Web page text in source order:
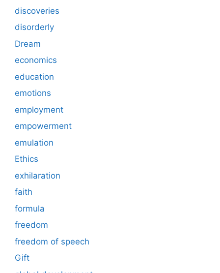
discoveries
disorderly
Dream
economics
education
emotions
employment
empowerment
emulation
Ethics
exhilaration
faith
formula
freedom
freedom of speech
Gift